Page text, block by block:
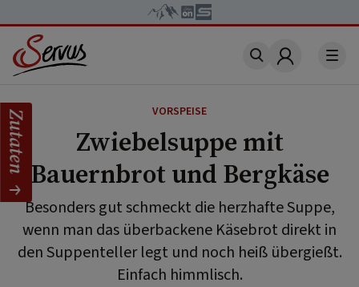
Account
VORSPEISE
Zwiebelsuppe mit
Bauernbrot und Bergkäse
Besonders gut schmeckt die herzhafte Suppe,
wenn man das überbackene Käsebrot direkt in
den Suppenteller legt und noch heiß übergießt.
Einfach himmlisch.
Zutaten